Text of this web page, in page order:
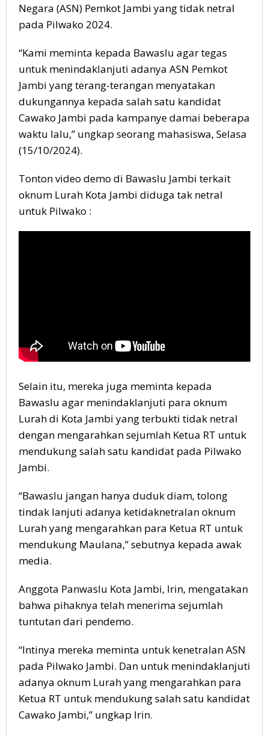
Negara (ASN) Pemkot Jambi yang tidak netral
pada Pilwako 2024.
“Kami meminta kepada Bawaslu agar tegas
untuk menindaklanjuti adanya ASN Pemkot
Jambi yang terang-terangan menyatakan
dukungannya kepada salah satu kandidat
Cawako Jambi pada kampanye damai beberapa
waktu lalu,” ungkap seorang mahasiswa, Selasa
(15/10/2024).
Tonton video demo di Bawaslu Jambi terkait
oknum Lurah Kota Jambi diduga tak netral
untuk Pilwako :
Selain itu, mereka juga meminta kepada
Bawaslu agar menindaklanjuti para oknum
Lurah di Kota Jambi yang terbukti tidak netral
dengan mengarahkan sejumlah Ketua RT untuk
mendukung salah satu kandidat pada Pilwako
Jambi.
“Bawaslu jangan hanya duduk diam, tolong
tindak lanjuti adanya ketidaknetralan oknum
Lurah yang mengarahkan para Ketua RT untuk
mendukung Maulana,” sebutnya kepada awak
media.
Anggota Panwaslu Kota Jambi, Irin, mengatakan
bahwa pihaknya telah menerima sejumlah
tuntutan dari pendemo.
“Intinya mereka meminta untuk kenetralan ASN
pada Pilwako Jambi. Dan untuk menindaklanjuti
adanya oknum Lurah yang mengarahkan para
Ketua RT untuk mendukung salah satu kandidat
Cawako Jambi,” ungkap Irin.